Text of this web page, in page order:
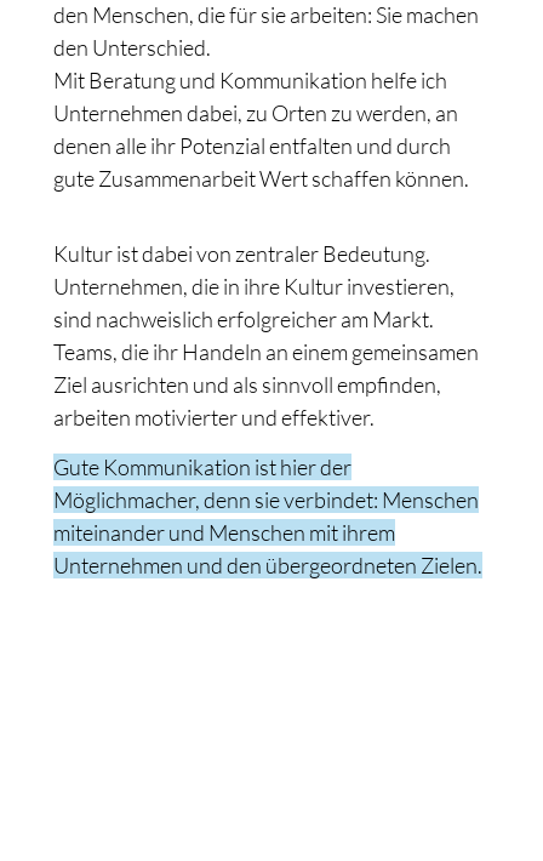
den Menschen, die für sie arbeiten: Sie machen
den Unterschied.
Mit Beratung und Kommunikation helfe ich
Unternehmen dabei, zu Orten zu werden, an
denen alle ihr Potenzial entfalten und durch
gute Zusammenarbeit Wert schaffen können.
Kultur ist dabei von zentraler Bedeutung.
Unternehmen, die in ihre Kultur investieren,
sind nachweislich erfolgreicher am Markt.
Teams, die ihr Handeln an einem gemeinsamen
Ziel ausrichten und als sinnvoll empfinden,
arbeiten motivierter und effektiver.
Gute Kommunikation ist hier der
Möglichmacher, denn sie verbindet: Menschen
miteinander und Menschen mit ihrem
Unternehmen und den übergeordneten Zielen.